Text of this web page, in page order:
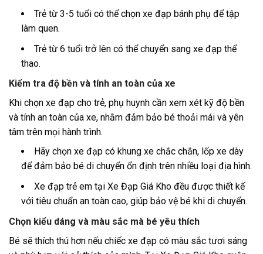
Trẻ từ 3-5 tuổi có thể chọn xe đạp bánh phụ để tập
làm quen.
Trẻ từ 6 tuổi trở lên có thể chuyển sang xe đạp thể
thao.
Kiểm tra độ bền và tính an toàn của xe
Khi chọn xe đạp cho trẻ, phụ huynh cần xem xét kỹ độ bền
và tính an toàn của xe, nhằm đảm bảo bé thoải mái và yên
tâm trên mọi hành trình.
Hãy chọn xe đạp có khung xe chắc chắn, lốp xe dày
để đảm bảo bé di chuyển ổn định trên nhiều loại địa hình.
Xe đạp trẻ em tại Xe Đạp Giá Kho đều được thiết kế
với tiêu chuẩn an toàn cao, giúp bảo vệ bé khi di chuyển.
Chọn kiểu dáng và màu sắc mà bé yêu thích
Bé sẽ thích thú hơn nếu chiếc xe đạp có màu sắc tươi sáng